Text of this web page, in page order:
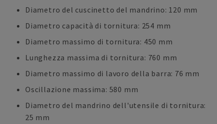
Diametro del cuscinetto del mandrino: 120 mm
Diametro capacità di tornitura: 254 mm
Diametro massimo di tornitura: 450 mm
Lunghezza massima di tornitura: 760 mm
Diametro massimo di lavoro della barra: 76 mm
Oscillazione massima: 580 mm
Diametro del mandrino dell'utensile di tornitura:
25 mm